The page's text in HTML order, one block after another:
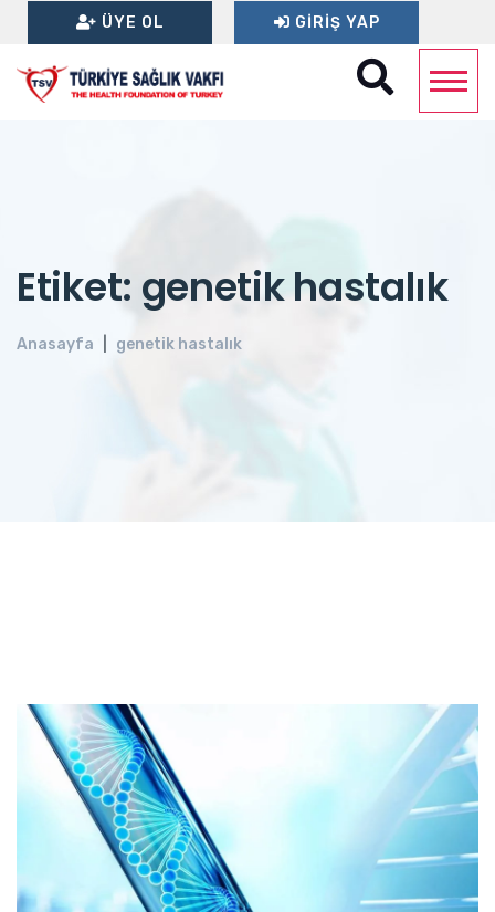
ÜYE OL GIRIŞ YAP
Etiket: genetik hastalık
Anasayfa genetik hastalık